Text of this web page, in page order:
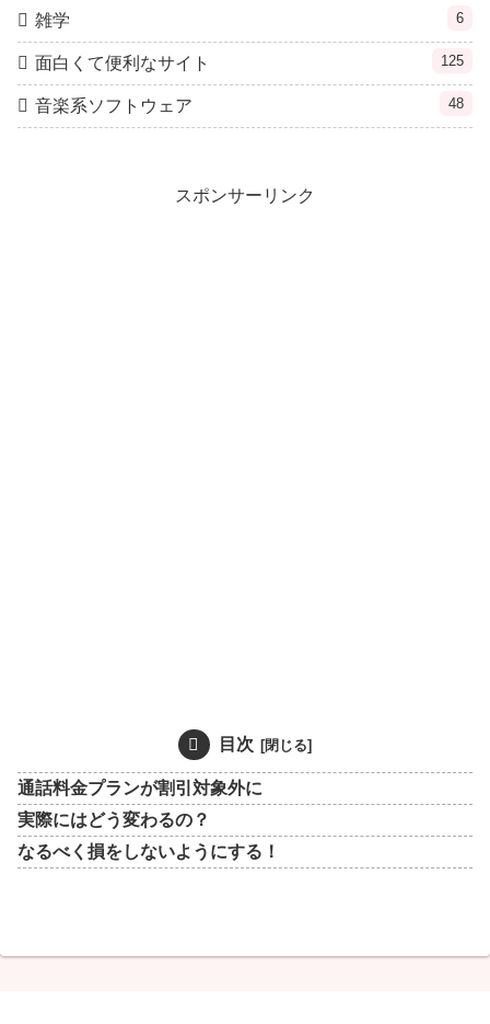
雑学 6
面白くて便利なサイト 125
音楽系ソフトウェア 48
スポンサーリンク
目次
通話料金プランが割引対象外に
実際にはどう変わるの？
なるべく損をしないようにする！